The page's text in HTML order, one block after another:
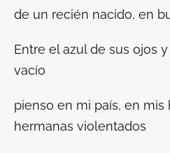
de un recién nacido, en
Entre el azul de sus ojos
vacío
pienso en mi país, en mis
hermanas violentados